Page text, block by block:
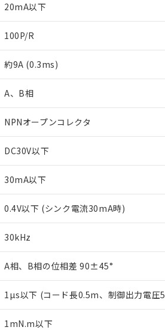
20mA以下
100P/R
約9A (0.3ms)
A、B相
NPNオープンコレクタ
DC30V以下
30mA以下
0.4V以下 (シンク電流30mA時)
30kHz
A相、B相の位相差 90±45°
1µs以下 (コード長0.5m、制御出力電圧
1mN.m以下
ご利用条件
※1 対応状況
対応済み：EU RoHS指令（10物質）
対応予定：EU RoHS指令（10物質）の非
対応予定なし：EU RoHS指令（10物質
調査・確認中：EU RoHS指令（10物質
仕入先様の事情により、非含有部品とし
があります。
※1 中国RoHS○×表
「○」：最大均質材料含有率が中国